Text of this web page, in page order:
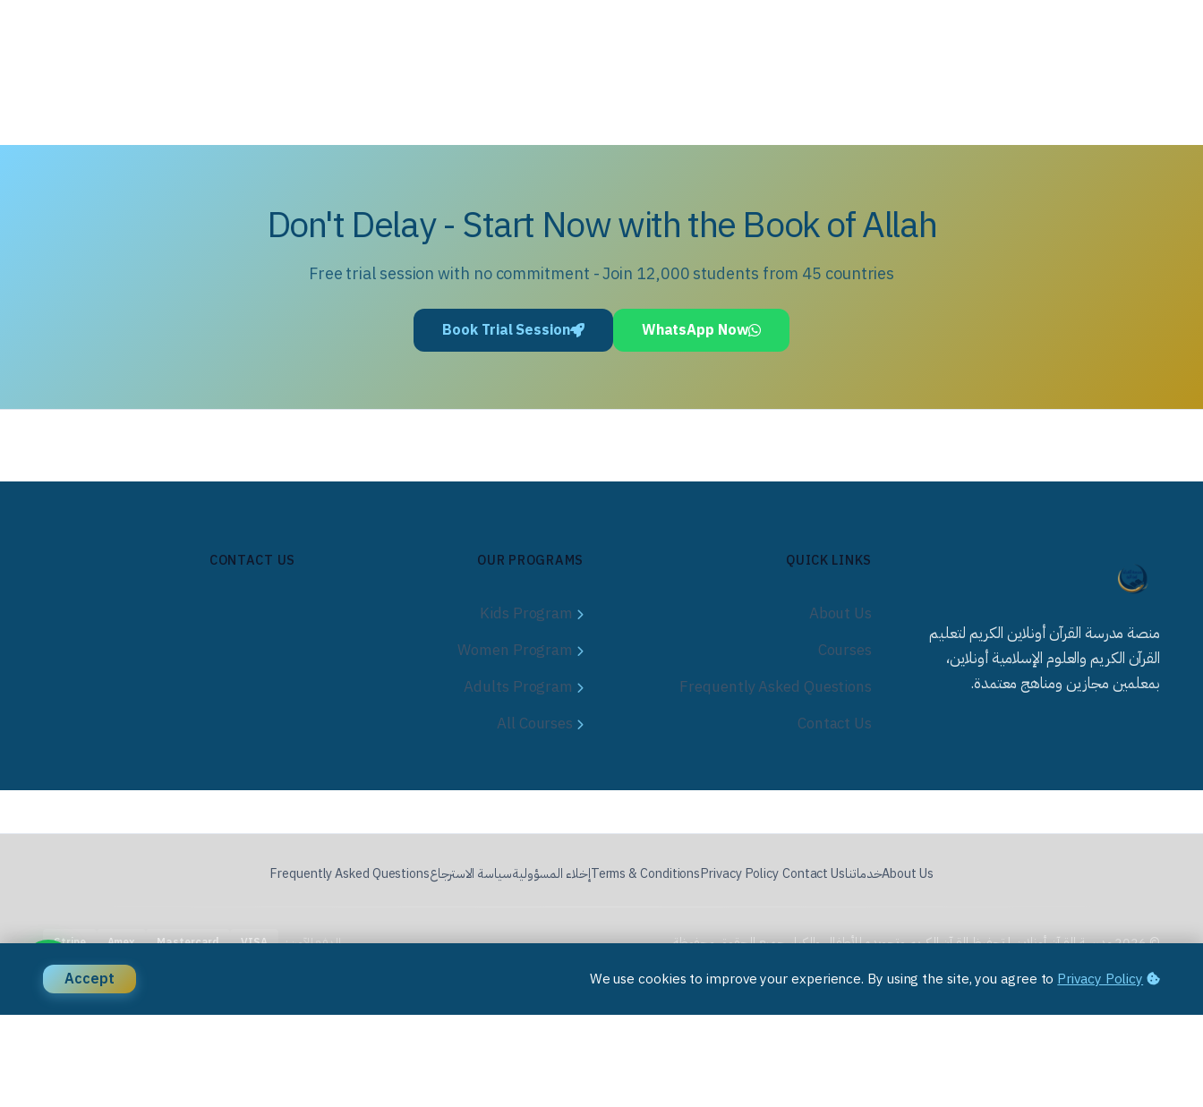
Don't Delay - Start Now with the Book of Allah
Free trial session with no commitment - Join 12,000 students from 45 countries
WhatsApp Now
Book Trial Session
منصة مدرسة القرآن أونلاين الكريم لتعليم
القرآن الكريم والعلوم الإسلامية أونلاين،
بمعلمين مجازين ومناهج معتمدة.
QUICK LINKS
About Us
Courses
Frequently Asked Questions
Contact Us
OUR PROGRAMS
CONTACT US
About UsخدماتناContact Us
Privacy Policy
Terms & Conditionsإخلاء المسؤوليةسياسة الاسترجاعFrequently Asked Questions
© 2026 مدرسة القرآن أونلاين | تحفيظ القرآن الكريم وتجويده للأطفال والكبار. جميع الحقوق محفوظة. الدفع الآمن: VISA
Mastercard
Amex
Stripe
We use cookies to improve your experience. By using the site, you agree to
Privacy Policy
Accept